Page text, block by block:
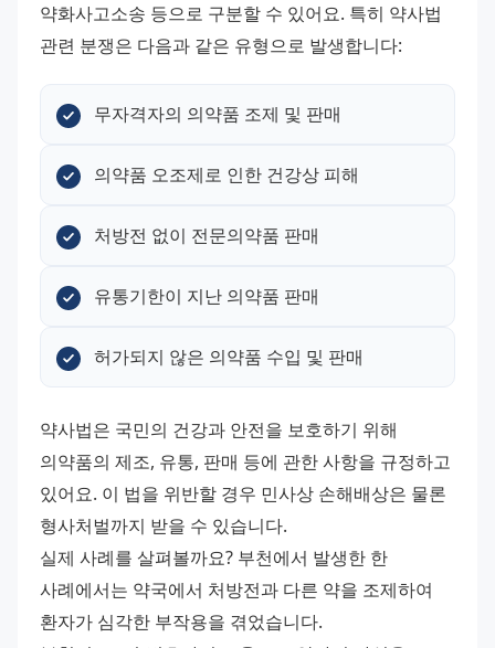
약화사고소송 등으로 구분할 수 있어요. 특히 약사법
관련 분쟁은 다음과 같은 유형으로 발생합니다:
무자격자의 의약품 조제 및 판매
의약품 오조제로 인한 건강상 피해
처방전 없이 전문의약품 판매
유통기한이 지난 의약품 판매
허가되지 않은 의약품 수입 및 판매
약사법은 국민의 건강과 안전을 보호하기 위해
의약품의 제조, 유통, 판매 등에 관한 사항을 규정하고
있어요. 이 법을 위반할 경우 민사상 손해배상은 물론
형사처벌까지 받을 수 있습니다.
실제 사례를 살펴볼까요? 부천에서 발생한 한
사례에서는 약국에서 처방전과 다른 약을 조제하여
환자가 심각한 부작용을 겪었습니다.